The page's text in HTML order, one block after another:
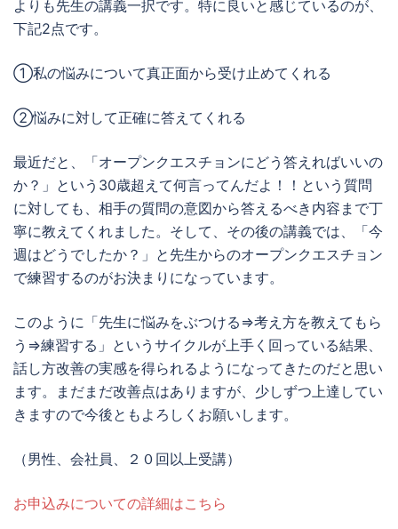
よりも先生の講義一択です。特に良いと感じているのが、
下記2点です。
①私の悩みについて真正面から受け止めてくれる
②悩みに対して正確に答えてくれる
最近だと、「オープンクエスチョンにどう答えればいいの
か？」という30歳超えて何言ってんだよ！！という質問
に対しても、相手の質問の意図から答えるべき内容まで丁
寧に教えてくれました。そして、その後の講義では、「今
週はどうでしたか？」と先生からのオープンクエスチョン
で練習するのがお決まりになっています。
このように「先生に悩みをぶつける⇒考え方を教えてもら
う⇒練習する」というサイクルが上手く回っている結果、
話し方改善の実感を得られるようになってきたのだと思い
ます。まだまだ改善点はありますが、少しずつ上達してい
きますので今後ともよろしくお願いします。
（男性、会社員、２０回以上受講）
お申込みについての詳細はこちら